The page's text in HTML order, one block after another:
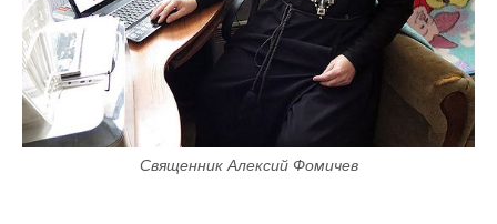
Священник Алексий Фомичев